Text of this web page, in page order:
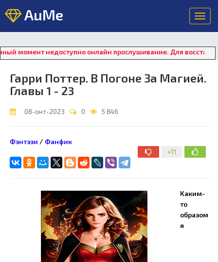
AuMe
недоступно онлайн прослушивание. Для
Гарри Поттер. В Погоне За Магией.
Главы 1 - 23
08-окт-2023 0 5 846
+11
Фэнтэзи / Фанфик
Каким-
то
образом
я